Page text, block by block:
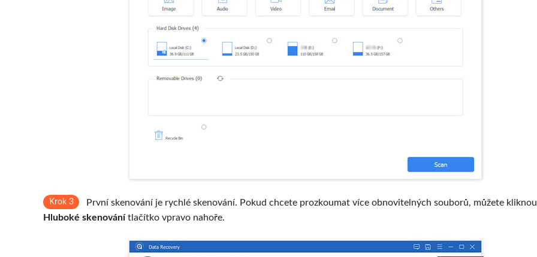
Krok 3
První skenování je rychlé skenování. Pokud chcete prozkoumat více obnovitelných souborů, můžete
Hluboké skenovánítlačítko vpravo nahoře.